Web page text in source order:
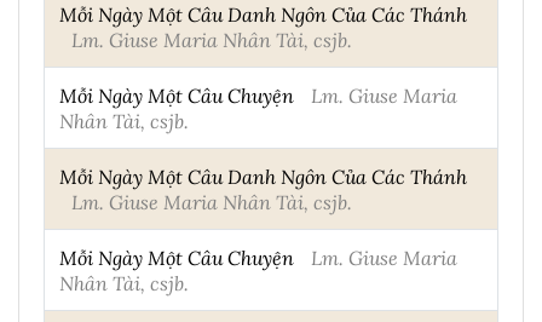
Mỗi Ngày Một Câu Danh Ngôn Của Các Thánh
Lm. Giuse Maria Nhân Tài, csjb.
Mỗi Ngày Một Câu Chuyện
Lm. Giuse Maria
Nhân Tài, csjb.
Mỗi Ngày Một Câu Danh Ngôn Của Các Thánh
Lm. Giuse Maria Nhân Tài, csjb.
Mỗi Ngày Một Câu Chuyện
Lm. Giuse Maria
Nhân Tài, csjb.